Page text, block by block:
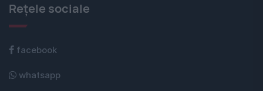
Rețele sociale
facebook
whatsapp